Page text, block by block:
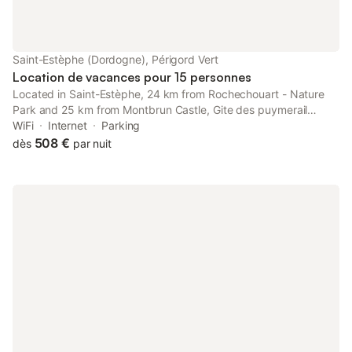
Saint-Estèphe (Dordogne), Périgord Vert
Location de vacances pour 15 personnes
Located in Saint-Estèphe, 24 km from Rochechouart - Nature
Park and 25 km from Montbrun Castle, Gite des puymerail
offers a garden and air conditioning. Both free WiFi and parking
on-site are available at the holiday home free of charge.
WiFi Internet
Parking
dès 508 € par nuit